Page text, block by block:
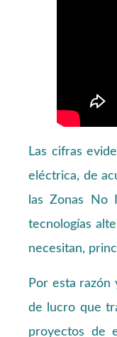
Las cifras
eléctrica, de
las Zonas No
tecnologías
necesitan,
Por esta
de lucro que
proyectos de